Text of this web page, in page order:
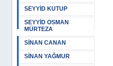
SEYYİD KUTUP
SEYYİD OSMAN
MÜRTEZA
SİNAN CANAN
SİNAN YAĞMUR